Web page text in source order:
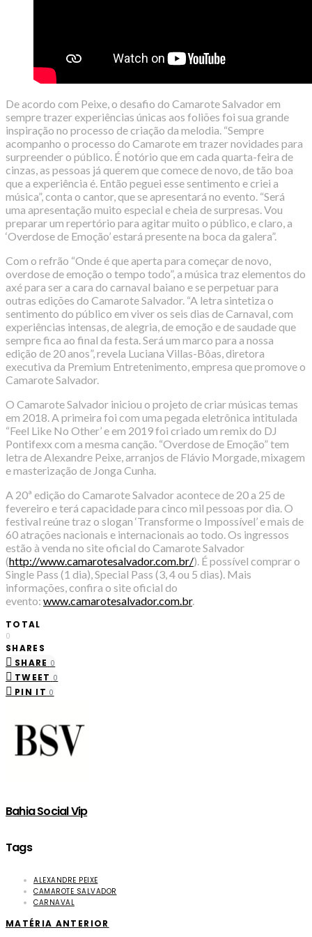
De acordo com Peixe, o desafio do Camarote Salvador em
sempre trazer experiências únicas aos foliões foi sua grande
inspiração no processo de criação da melodia. “Sempre
acompanho o processo do Camarote em trazer novidades para
surpreender o público. É notório que em cada quarta-feira de
cinzas, as pessoas já querem que comece de novo, de tão boa
que a experiência é. Então peguei esse sentimento e criei a
música”, conta o cantor, que se apresentará no evento. “Será
uma apresentação muito especial e cheia de surpresas. Vou
preparar um repertório para agitar muito o público, e claro, a
‘Overdose de Emoção’ estará presente na boca da galera”.
Com o refrão “Onde é que aperta para começar de novo,
overdose de emoção o tempo todo”, a música traz elementos do
axé para ser a cara do carnaval baiano e se perpetuar para
outras edições do Camarote Salvador. “A letra sintetiza o
sentimento do público em viver os seis dias de Carnaval, com
experiências intensas, de alegria, de emoção e de saudade que
sempre fica ao final da festa. Será um marco para a nossa
edição de 20 anos”, revela Luciana Villas-Bôas, diretora
executiva da Premium Entretenimento, empresa que promove o
Camarote Salvador.
O Camarote Salvador iniciou o projeto de criar músicas temas
em 2018. A primeira foi com uma pegada eletrônica intitulada
“Feel Like No Other’ e em 2019 foi criado um remix do DJ
Pontifexx com a mesma canção. “Overdose de Emoção” tem
letra de Alexandre Peixe, arranjos de Flávio Morgade, mixagem
e masterização de Jonga Cunha.
A 20ª edição do Camarote Salvador acontece de 20 a 25 de
fevereiro e terá capacidade para cinco mil pessoas por dia. O
festival reúne traz o slogan ‘Transforme o Impossível’ e mais de
60 atrações nacionais e internacionais ao todo. Os ingressos
estão à venda no site oficial do Camarote Salvador
(http://www.camarotesalvador.com.br/). É possível comprar o
Single Pass (1 dia), Special Pass (3, 4 ou 5 dias). Mais
informações, confira o site oficial do
evento: www.camarotesalvador.com.br.
TOTAL
0
SHARES
SHARE 0
TWEET 0
PIN IT 0
Bahia Social Vip
Tags
ALEXANDRE PEIXE
CAMAROTE SALVADOR
CARNAVAL
MATÉRIA ANTERIOR